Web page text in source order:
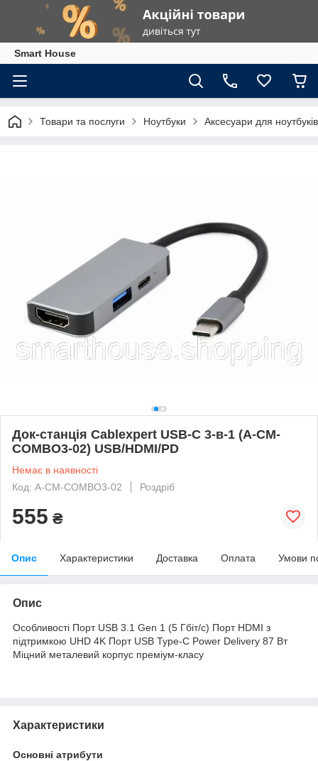
Smart House
Товари та послуги Ноутбуки Аксесуари для ноутбуків
Док-станція Cablexpert USB-C 3-в-1 (A-CM-
COMBO3-02) USB/HDMI/PD
Немає в наявності
Код: A-CM-COMBO3-02
Роздріб
555 ₴
Опис Характеристики Доставка Оплата Умови
Опис
Особливості Порт USB 3.1 Gen 1 (5 Гбіт/с) Порт HDMI з
підтримкою UHD 4K Порт USB Type-C Power Delivery 87 Вт
Міцний металевий корпус преміум-класу
Характеристики
Основні атрибути